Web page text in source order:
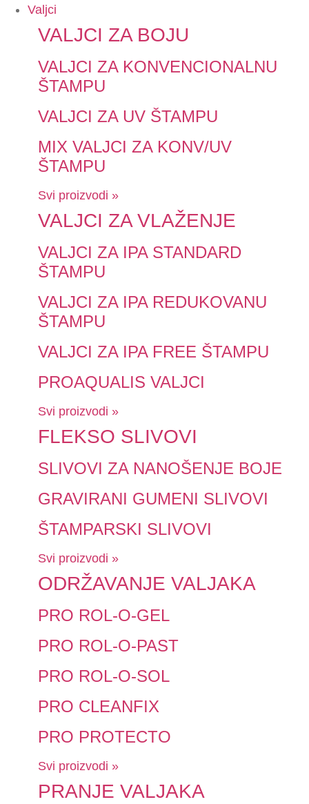
Valjci
VALJCI ZA BOJU
VALJCI ZA KONVENCIONALNU
ŠTAMPU
VALJCI ZA UV ŠTAMPU
MIX VALJCI ZA KONV/UV
ŠTAMPU
Svi proizvodi »
VALJCI ZA VLAŽENJE
VALJCI ZA IPA STANDARD
ŠTAMPU
VALJCI ZA IPA REDUKOVANU
ŠTAMPU
VALJCI ZA IPA FREE ŠTAMPU
PROAQUALIS VALJCI
Svi proizvodi »
FLEKSO SLIVOVI
SLIVOVI ZA NANOŠENJE BOJE
GRAVIRANI GUMENI SLIVOVI
ŠTAMPARSKI SLIVOVI
Svi proizvodi »
ODRŽAVANJE VALJAKA
PRO ROL-O-GEL
PRO ROL-O-PAST
PRO ROL-O-SOL
PRO CLEANFIX
PRO PROTECTO
Svi proizvodi »
PRANJE VALJAKA